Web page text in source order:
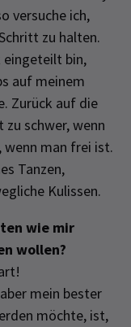
versuche ich,
zu halten.
eingeteilt bin,
auf meinem
Zurück auf die
zu schwer, wenn
man frei ist.
Tanzen,
Kulissen.
wie mir
wollen?
mein bester
möchte, ist,